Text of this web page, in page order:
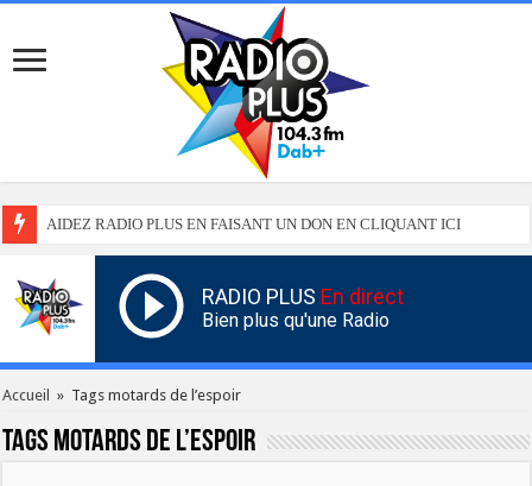
AIDEZ RADIO PLUS EN FAISANT UN DON EN CLIQUANT ICI
RADIO PLUS En direct
Bien plus qu'une Radio
Accueil » Tags motards de l’espoir
Tags motards de l’espoir